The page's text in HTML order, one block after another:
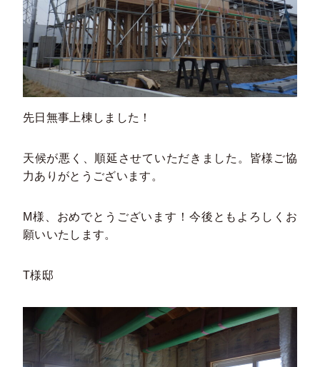
先日無事上棟しました！
天候が悪く、順延させていただきました。皆様ご協
力ありがとうございます。
M様、おめでとうございます！今後ともよろしくお
願いいたします。
T様邸